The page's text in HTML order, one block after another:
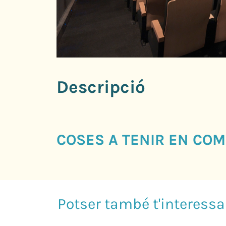
Descripció
COSES A TENIR EN